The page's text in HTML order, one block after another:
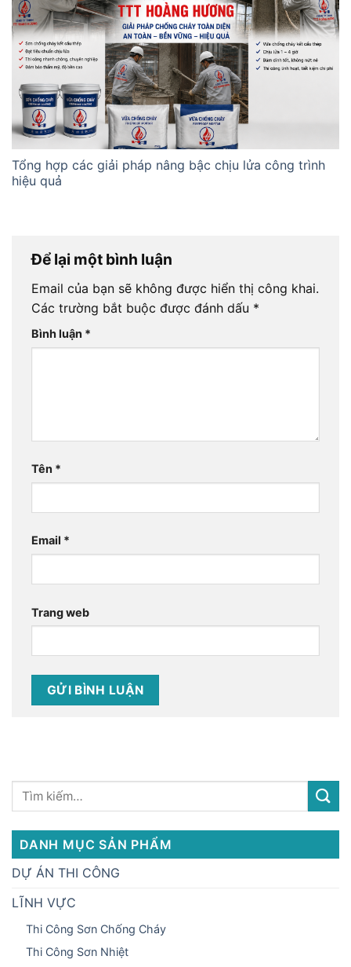
Tổng hợp các giải pháp nâng bậc chịu lửa công trình
hiệu quả
Để lại một bình luận
Email của bạn sẽ không được hiển thị công khai.
Các trường bắt buộc được đánh dấu *
Bình luận *
Tên *
Email *
Trang web
DANH MỤC SẢN PHẨM
DỰ ÁN THI CÔNG
LĨNH VỰC
Thi Công Sơn Chống Cháy
Thi Công Sơn Nhiệt